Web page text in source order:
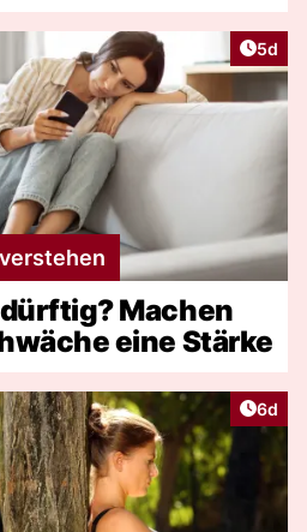
5d
Machen
eine Stärke
6d